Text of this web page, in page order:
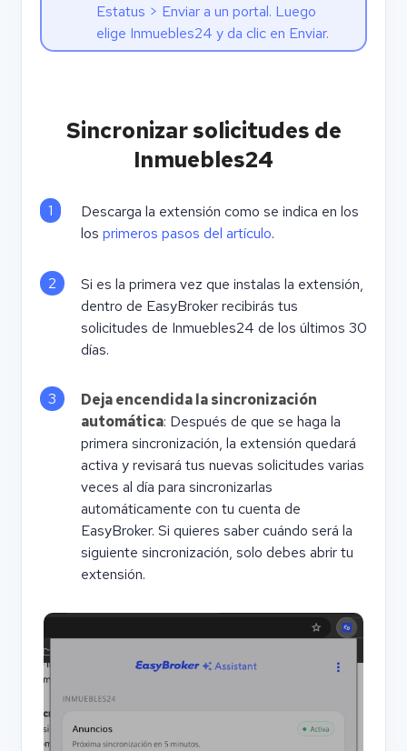
Estatus > Enviar a un portal. Luego
elige Inmuebles24 y da clic en Enviar.
Sincronizar solicitudes de
Inmuebles24
1
Descarga la extensión como se indica en los
los primeros pasos del artículo.
2
Si es la primera vez que instalas la extensión,
dentro de EasyBroker recibirás tus
solicitudes de Inmuebles24 de los últimos 30
días.
3
Deja encendida la sincronización
automática: Después de que se haga la
primera sincronización, la extensión quedará
activa y revisará tus nuevas solicitudes varias
veces al día para sincronizarlas
automáticamente con tu cuenta de
EasyBroker. Si quieres saber cuándo será la
siguiente sincronización, solo debes abrir tu
extensión.